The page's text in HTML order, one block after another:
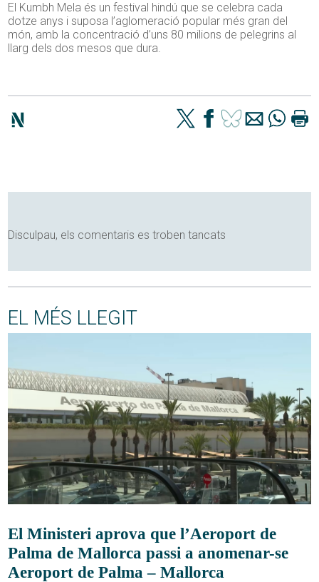
El Kumbh Mela és un festival hindú que se celebra cada
dotze anys i suposa l’aglomeració popular més gran del
món, amb la concentració d’uns 80 milions de pelegrins al
llarg dels dos mesos que dura.
Disculpau, els comentaris es troben tancats
EL MÉS LLEGIT
El Ministeri aprova que l’Aeroport de
Palma de Mallorca passi a anomenar-se
Aeroport de Palma – Mallorca